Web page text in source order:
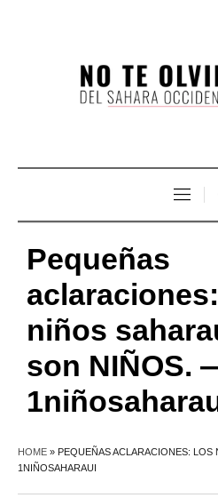
Pequeñas
niños
son NIÑOS.
HOME » PEQUEÑAS ACLARACIONES:
1NIÑOSAHARAUI